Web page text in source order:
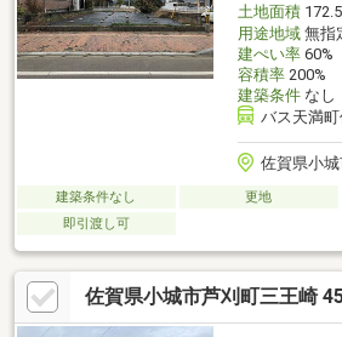
土地面積
用途地域無指
建ぺい率60%
容積率200%
建築条件なし
バス天満
佐賀県小
建築条件なし 更地
即引渡し可
佐賀県小城市芦刈町三王崎